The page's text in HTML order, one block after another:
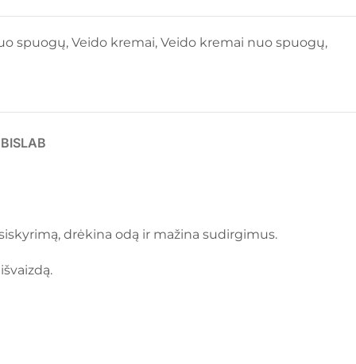
spuogų, Veido kremai, Veido kremai nuo spuogų,
drėkina odą ir mažina sudirgimus.